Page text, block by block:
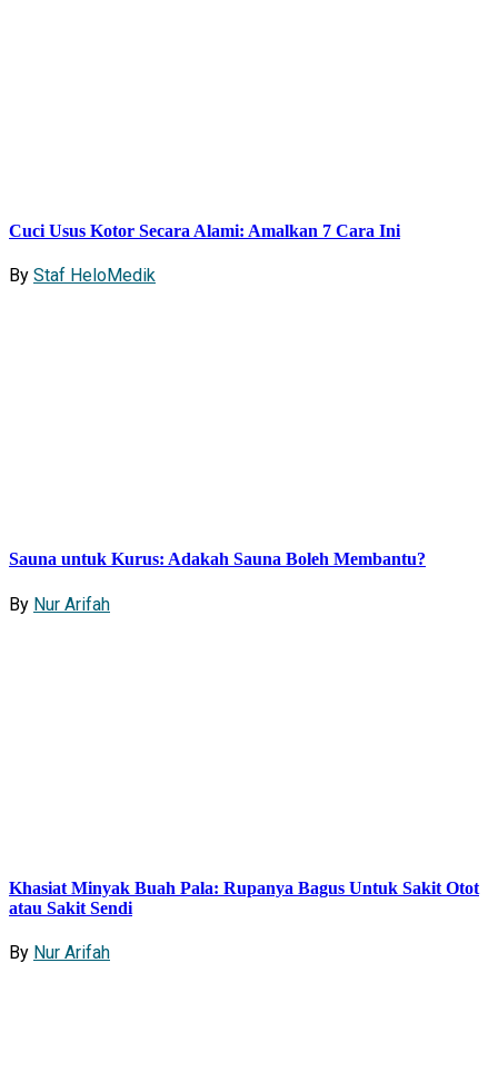
Cuci Usus Kotor Secara Alami: Amalkan 7 Cara Ini
By Staf HeloMedik
Sauna untuk Kurus: Adakah Sauna Boleh Membantu?
By Nur Arifah
Khasiat Minyak Buah Pala: Rupanya Bagus Untuk Sakit Otot
atau Sakit Sendi
By Nur Arifah